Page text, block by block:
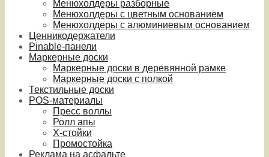
Менюхолдеры разборные
Менюхолдеры с цветным основанием
Менюхолдеры с алюминиевым основанием
Ценникодержатели
Pinable-панели
Маркерные доски
Маркерные доски в деревянной рамке
Маркерные доски с полкой
Текстильные доски
POS-материалы
Пресс воллы
Ролл апы
Х-стойки
Промостойка
Реклама на асфальте